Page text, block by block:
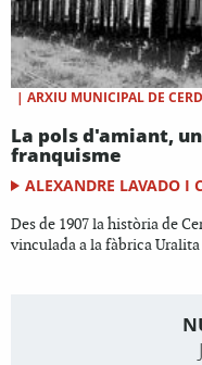
| ARXIU MUNICIPAL DE
La pols d'amiant,
franquisme
ALEXANDRE LAVADO I
Des de 1907 la història de
vinculada a la fàbrica